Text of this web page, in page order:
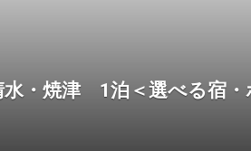
・焼津 1泊＜選べる宿・